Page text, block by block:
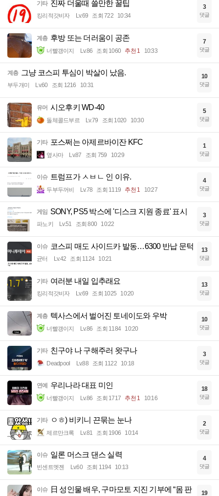
기타 진짜 더울때 쓸만한 꿀팁
킹리적갓비자 Lv.69 조회 722 10:34
3
댓글
계층 후방 또는 더러움이 공존
너빨갱이지 Lv.86 조회 1060 추천 1 10:33
7
댓글
계층 그냥 코스피 투심이 박살이 났음.
부두개미 Lv.60 조회 1216 10:31
10
댓글
유머 시오후키 WD-40
돌체콜드부르 Lv.79 조회 1020 10:30
5
댓글
기타 포스쩌는 아제르바이잔 KFC
옆사마 Lv.87 조회 759 10:29
1
댓글
이슈 트럼프가 ㅅㅂㄴ 인 이유.
두부두꺼비 Lv.78 조회 1119 추천 1 10:27
4
댓글
게임 SONY, PS5 박스에 '디스크 지원 종료' 표시
파노키 Lv.51 조회 800 10:22
3
댓글
이슈 코스피 매도 사이드카 발동…6300 반납 문턱
균터 Lv.42 조회 1124 10:21
13
댓글
기타 여러분 내일 입추래요
킹리적갓비자 Lv.69 조회 1025 10:20
13
댓글
계층 텍사스에서 벌어진 토네이도와 우박
너빨갱이지 Lv.86 조회 1184 10:20
10
댓글
기타 친구야 나 구해주러 왓구나
Deadpool Lv.88 조회 1122 10:18
3
댓글
연예 우리나라 대표 미인
너빨갱이지 Lv.86 조회 1717 추천 1 10:16
18
댓글
기타 ㅇㅎ) 비키니 끈묶는 눈나
제르만크록 Lv.81 조회 1906 10:14
2
댓글
이슈 일론 머스크 댄스 실력
빈센트멧젠 Lv.60 조회 1194 10:13
4
댓글
이슈
日 성인물 배우, 구마모토 지진 기부에 “몸 판
19